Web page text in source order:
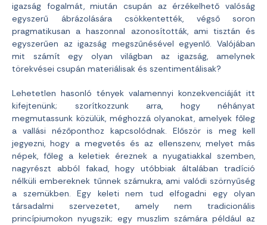
igazság fogalmát, miután csupán az érzékelhető valóság
egyszerű ábrázolására csökkentették, végső soron
pragmatikusan a haszonnal azonosították, ami tisztán és
egyszerűen az igazság megszűnésével egyenlő. Valójában
mit számít egy olyan világban az igazság, amelynek
törekvései csupán materiálisak és szentimentálisak?
Lehetetlen hasonló tények valamennyi konzekvenciáját itt
kifejtenünk; szorítkozzunk arra, hogy néhányat
megmutassunk közülük, méghozzá olyanokat, amelyek főleg
a vallási nézőponthoz kapcsolódnak. Először is meg kell
jegyezni, hogy a megvetés és az ellenszenv, melyet más
népek, főleg a keletiek éreznek a nyugatiakkal szemben,
nagyrészt abból fakad, hogy utóbbiak általában tradíció
nélküli embereknek tűnnek számukra, ami valódi szörnyűség
a szemükben. Egy keleti nem tud elfogadni egy olyan
társadalmi szervezetet, amely nem tradicionális
princípiumokon nyugszik; egy muszlim számára például az